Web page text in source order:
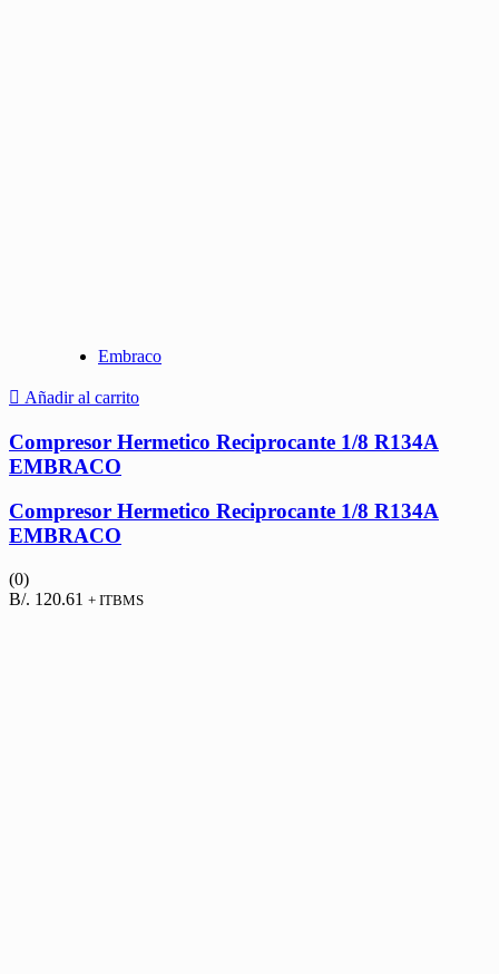
Embraco
Añadir al carrito
Compresor Hermetico Reciprocante 1/8 R134A
EMBRACO
Compresor Hermetico Reciprocante 1/8 R134A
EMBRACO
(0)
B/. 120.61 + ITBMS